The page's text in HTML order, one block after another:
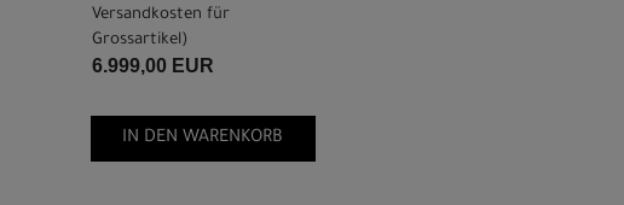
Versandkosten für
Grossartikel )
6.999,00 EUR
IN DEN WARENKORB